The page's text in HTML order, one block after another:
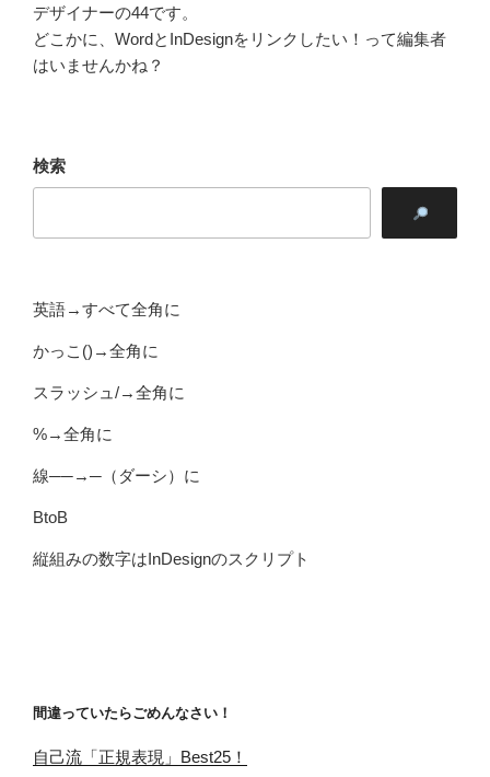
デザイナーの44です。
どこかに、WordとInDesignをリンクしたい！って編集者
はいませんかね？
検索
英語→すべて全角に
かっこ()→全角に
スラッシュ/→全角に
%→全角に
線──→─（ダーシ）に
BtoB
縦組みの数字はInDesignのスクリプト
間違っていたらごめんなさい！
自己流「正規表現」Best25！